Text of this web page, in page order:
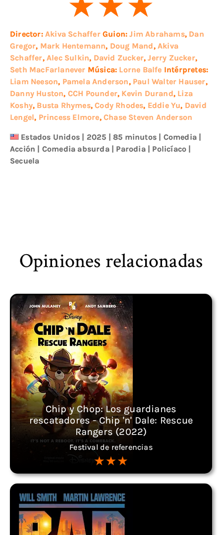
Director: Akiva Schaffer Guion:Jim Abrahams, Dan
Gregor, Mark Hentemann, Doug Mand,Akiva
Schaffer,Alec Sulkin, David Zucker,Jerry Zucker,
Seth MacFarlanever Música: Lorne Balfe Intérpretes:
Liam Neeson, Pamela Anderson, Paul Walter Hauser,
Danny Huston, CCH Pounder, Kevin Durand, Liza
Koshy, Busta Rhymes,Cody Rhodes, Eddie Yu, David
Lengel, Princess Elmore,Chase Steven Anderson
Estados Unidos | 2025 | 85 minutos | Comedia |
Acción | Comedia absurda| Parodia| Policíaco |
Secuela
Opiniones relacionadas
Chip y Chop: Los guardianes
rescatadores - Chip 'n' Dale: Rescue
Rangers (2022)
Festival de referencias